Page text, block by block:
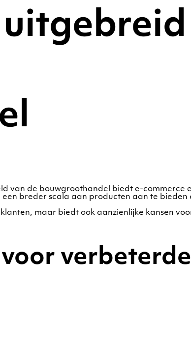
van de bouwgroothandel biedt e-commerce
breder scala aan producten aan te bieden
maar biedt ook aanzienlijke kansen
verbeterde